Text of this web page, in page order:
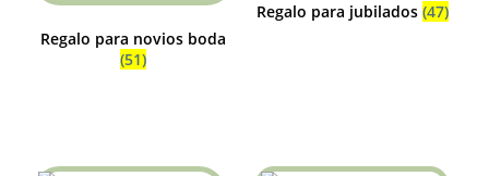
Regalo para novios boda
(51)
Regalo para jubilados (47)